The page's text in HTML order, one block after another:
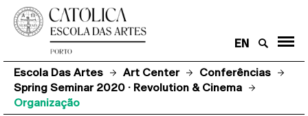
EN
Escola Das Artes Art Center
Conferências
Spring Seminar 2020 · Revolution & Cinema
Organização